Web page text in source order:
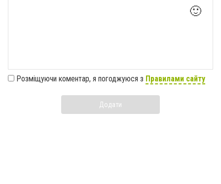
🙂
Розміщуючи коментар, я погоджуюся з Правилами сайту
Додати